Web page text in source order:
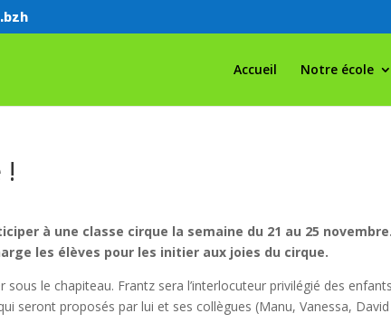
Accueil Notre école
à une classe cirque la semaine du 21 au 25
les élèves pour les initier aux joies du cirque.
sous le chapiteau. Frantz sera l’interlocuteur privilégié des
seront proposés par lui et ses collègues (Manu, Vanessa, David